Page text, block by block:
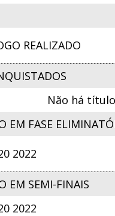
REALIZADO
Não há
EM FASE
2022
EM SEMI-FINAIS
2022